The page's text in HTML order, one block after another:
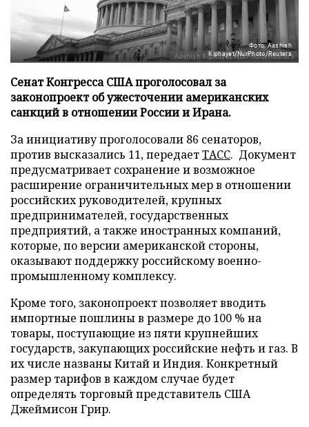
Фото: Aashish
Kiphayet/NurPhoto/Reuters
Сенат Конгресса США проголосовал за
законопроект об ужесточении американских
санкций в отношении России и Ирана.
За инициативу проголосовали 86 сенаторов,
против высказались 11, передаетТАСС. Документ
предусматривает сохранение и возможное
расширение ограничительных мер в отношении
российских руководителей, крупных
предпринимателей, государственных
предприятий, а также иностранных компаний,
которые, по версии американской стороны,
оказывают поддержку российскому военно-
промышленному комплексу.
Кроме того, законопроект позволяет вводить
импортные пошлины в размере до 100 % на
товары, поступающие из пяти крупнейших
государств, закупающих российские нефть и газ. В
их числе названы Китай и Индия. Конкретный
размер тарифов в каждом случае будет
определять торговый представитель США
Джеймисон Грир.